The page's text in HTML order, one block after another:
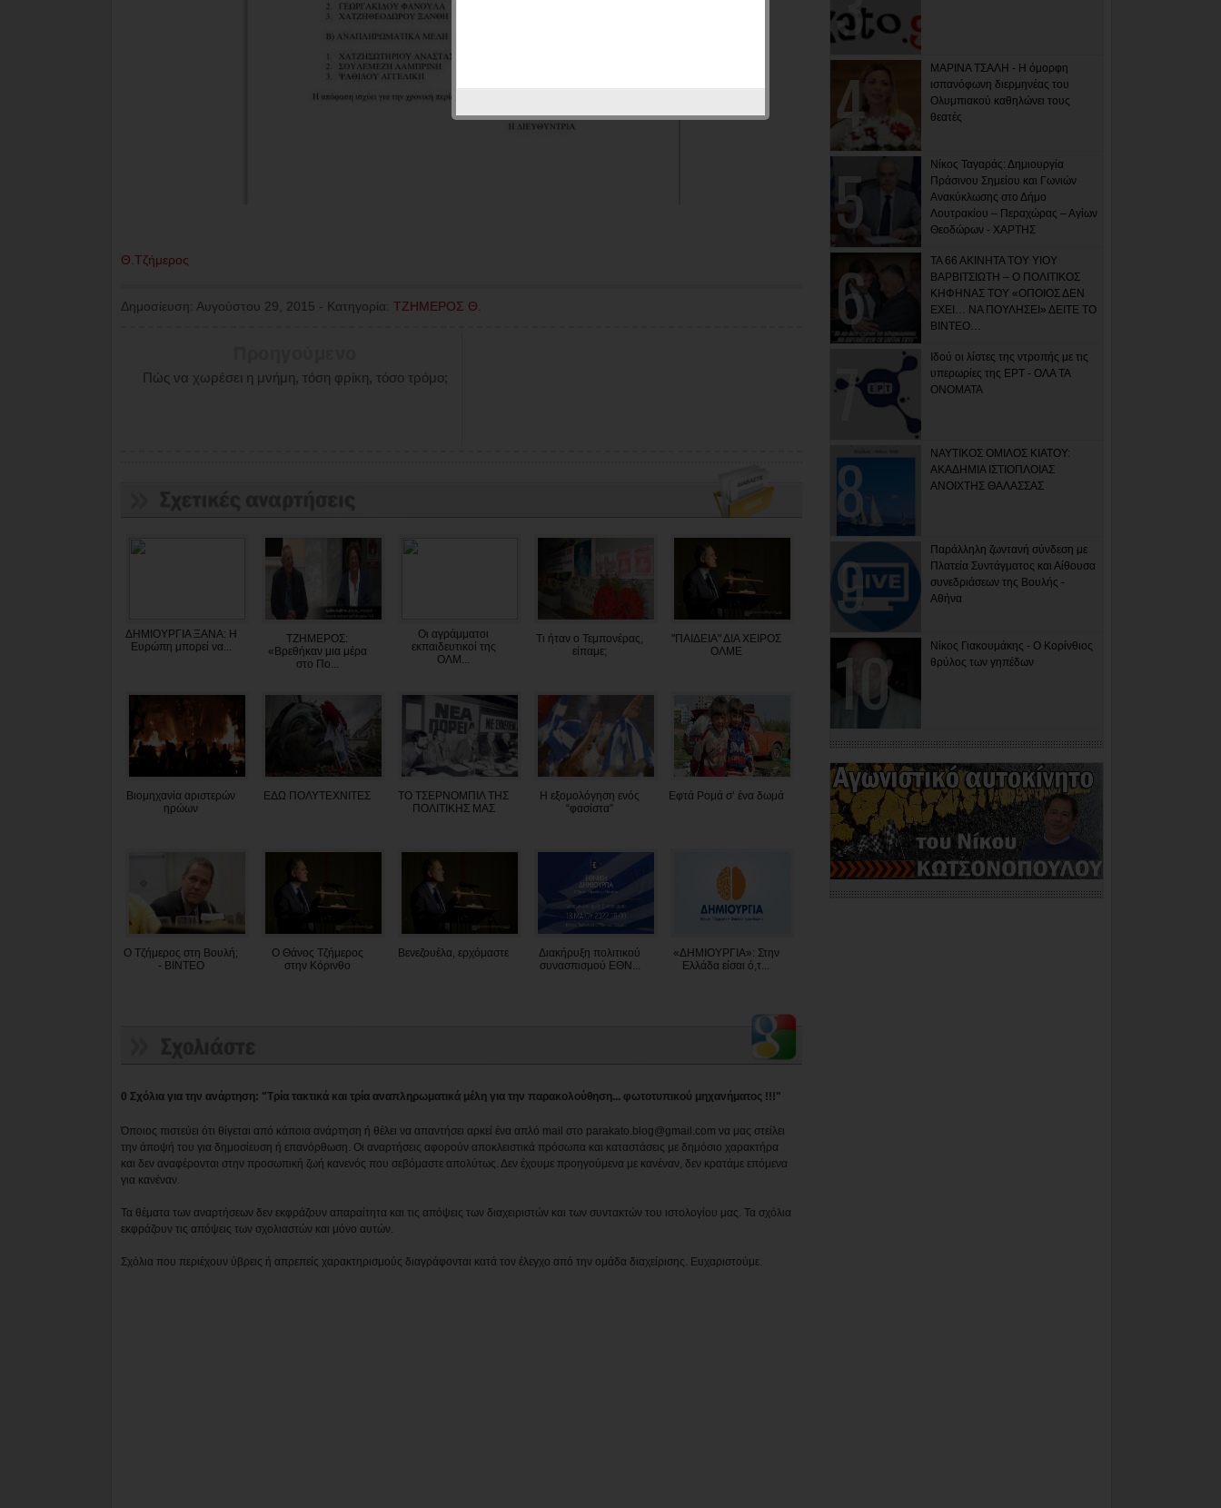
Θ.Τζήμερος
Δημοσίευση: Αυγούστου 29, 2015 - Κατηγορία: ΤΖΗΜΕΡΟΣ Θ.
Πώς να χωρέσει η μνήμη, τόση φρίκη, τόσο τρόμο;
ΔΗΜΙΟΥΡΓΙΑ ΞΑΝΑ: Η
Ευρώπη μπορεί να...
ΤΖΗΜΕΡΟΣ:
«Βρεθήκαν μια μέρα
στο Πο...
Οι αγράμματοι
εκπαιδευτικοί της
ΟΛΜ...
Τι ήταν ο Τεμπονέρας,
είπαμε;
"ΠΑΙΔΕΙΑ" ΔΙΑ ΧΕΙΡΟΣ
ΟΛΜΕ
Βιομηχανία αριστερών
ηρώων
ΕΔΩ ΠΟΛΥΤΕΧΝΙΤΕΣ
ΤΟ ΤΣΕΡΝΟΜΠΙΛ ΤΗΣ
ΠΟΛΙΤΙΚΗΣ ΜΑΣ
Η εξομολόγηση ενός
“φασίστα”
Εφτά Ρομά σ’ ένα δωμά
Ο Τζήμερος στη Βουλή;
- BINTEO
Ο Θάνος Τζήμερος
στην Κόρινθο
Βενεζουέλα, ερχόμαστε
Διακήρυξη πολιτικού
συνασπισμού ΕΘΝ...
«ΔΗΜΙΟΥΡΓΙΑ»: Στην
Ελλάδα είσαι ό,τ...
0 Σχόλια για την ανάρτηση: "Τρία τακτικά και τρία αναπληρωματικά μέλη για την παρακολούθηση... φωτοτυπικού μηχανήματος !!!"
Όποιος πιστεύει ότι θίγεται από κάποια ανάρτηση ή θέλει να απαντήσει αρκεί ένα απλό mail στο parakato.blog@gmail.com να μας στείλει
την άποψή του για δημοσίευση ή επανόρθωση. Οι αναρτήσεις αφορούν αποκλειστικά πρόσωπα και καταστάσεις με δημόσιο χαρακτήρα
και δεν αναφέρονται στην προσωπική ζωή κανενός που σεβόμαστε απολύτως. Δεν έχουμε προηγούμενα με κανέναν, δεν κρατάμε επόμενα
για κανέναν.
Τα θέματα των αναρτήσεων δεν εκφράζουν απαραίτητα και τις απόψεις των διαχειριστών και των συντακτών του ιστολογίου μας. Τα σχόλια
εκφράζουν τις απόψεις των σχολιαστών και μόνο αυτών.
Σχόλια που περιέχουν ύβρεις ή απρεπείς χαρακτηρισμούς διαγράφονται κατά τον έλεγχο από την ομάδα διαχείρισης. Ευχαριστούμε.
ΜΑΡΙΝΑ ΤΣΑΛΗ - Η όμορφη
ισπανόφωνη διερμηνέας του
Ολυμπιακού καθηλώνει τους
θεατές
Νίκος Ταγαράς: Δημιουργία
Πράσινου Σημείου και Γωνιών
Ανακύκλωσης στο Δήμο
Λουτρακίου – Περαχώρας – Αγίων
Θεοδώρων - ΧΑΡΤΗΣ
ΤΑ 66 ΑΚΙΝΗΤΑ ΤΟΥ ΥΙΟΥ
ΒΑΡΒΙΤΣΙΩΤΗ – Ο ΠΟΛΙΤΙΚΟΣ
ΚΗΦΗΝΑΣ ΤΟΥ «ΟΠΟΙΟΣ ΔΕΝ
ΕΧΕΙ… ΝΑ ΠΟΥΛΗΣΕΙ» ΔΕΙΤΕ ΤΟ
ΒΙΝΤΕΟ…
Ιδού οι λίστες της ντροπής με τις
υπερωρίες της ΕΡΤ - ΟΛΑ ΤΑ
ΟΝΟΜΑΤΑ
ΝΑΥΤΙΚΟΣ ΟΜΙΛΟΣ ΚΙΑΤΟΥ:
ΑΚΑΔΗΜΙΑ ΙΣΤΙΟΠΛΟΙΑΣ
ΑΝΟΙΧΤΗΣ ΘΑΛΑΣΣΑΣ
Παράλληλη ζωντανή σύνδεση με
Πλατεία Συντάγματος και Αίθουσα
συνεδριάσεων της Βουλής -
Αθήνα
Νίκος Γιακουμάκης - Ο Κορίνθιος
θρύλος των γηπέδων